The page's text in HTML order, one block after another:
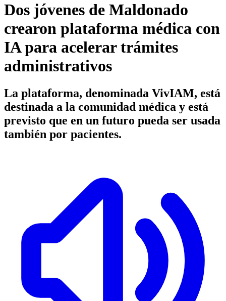
Dos jóvenes de Maldonado
crearon plataforma médica con
IA para acelerar trámites
administrativos
La plataforma, denominada VivIAM, está
destinada a la comunidad médica y está
previsto que en un futuro pueda ser usada
también por pacientes.